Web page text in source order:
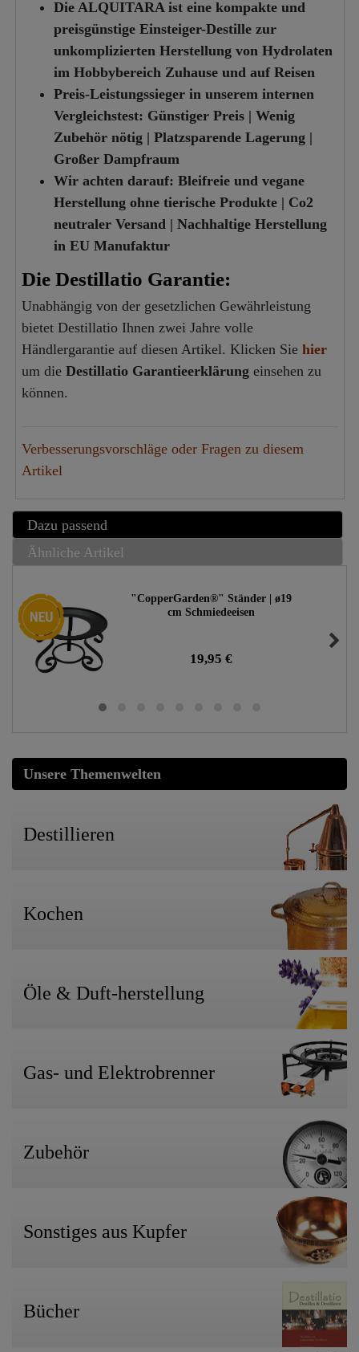
Die ALQUITARA ist eine kompakte und
preisgünstige Einsteiger-Destille zur
unkomplizierten Herstellung von Hydrolaten
im Hobbybereich Zuhause und auf Reisen
Preis-Leistungssieger in unserem internen
Vergleichstest: Günstiger Preis | Wenig
Zubehör nötig | Platzsparende Lagerung |
Großer Dampfraum
Wir achten darauf: Bleifreie und vegane
Herstellung ohne tierische Produkte | Co2
neutraler Versand | Nachhaltige Herstellung
in EU Manufaktur
Die Destillatio Garantie:
Unabhängig von der gesetzlichen Gewährleistung
bietet Destillatio Ihnen zwei Jahre volle
Händlergarantie auf diesen Artikel. Klicken Sie hier
um die Destillatio Garantieerklärungeinsehen zu
können.
Verbesserungsvorschläge oder Fragen zu diesem
Artikel
Dazu passend
Ähnliche Artikel
Neuheit
"CopperGarden®" Ständer | ø19
cm Schmiedeeisen
19,95 €
Unsere Themenwelten
Destillieren
Kochen
Öle & Duft-herstellung
Gas- und Elektrobrenner
Zubehör
Sonstiges aus Kupfer
Bücher